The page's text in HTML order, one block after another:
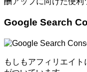
Google Search
もしもアフィリエイ